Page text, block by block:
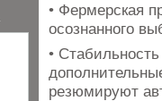
• Фермерская
осознанного
•
резюмируют